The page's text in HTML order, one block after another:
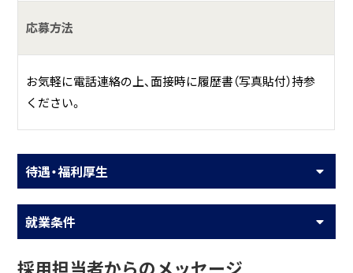
応募方法
お気軽に電話連絡の上、面接時に履歴書（写真貼付）持参
ください。
待遇・福利厚生
就業条件